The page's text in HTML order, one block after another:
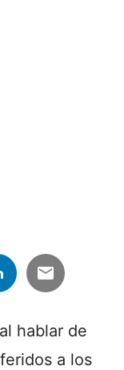
hablar de
a los